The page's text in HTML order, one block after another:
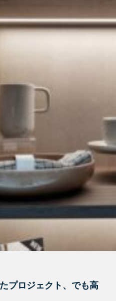
プロジェクト、でも高